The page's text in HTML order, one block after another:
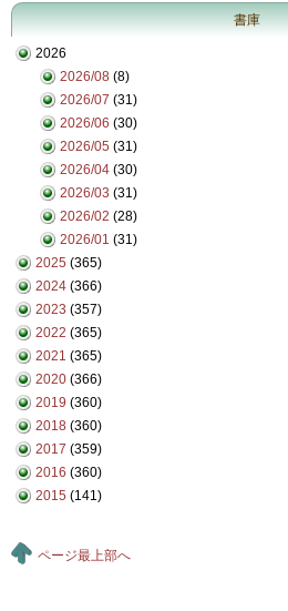
書庫
2026
2026/08 (8)
2026/07 (31)
2026/06 (30)
2026/05 (31)
2026/04 (30)
2026/03 (31)
2026/02 (28)
2026/01 (31)
2025 (365)
2024 (366)
2023 (357)
2022 (365)
2021 (365)
2020 (366)
2019 (360)
2018 (360)
2017 (359)
2016 (360)
2015 (141)
ページ最上部へ